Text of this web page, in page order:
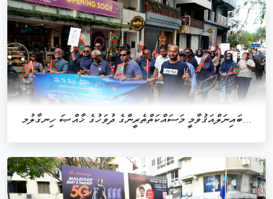
ބައިނަލްއަޤުވާމީ މަސައްކަތްތެރީންގެ ދުވަހުގެ ޚާއްޞަ ހިނގާލުމ...